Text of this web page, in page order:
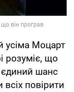
усіма Моцарт
розуміє, що
єдиний шанс
повірити